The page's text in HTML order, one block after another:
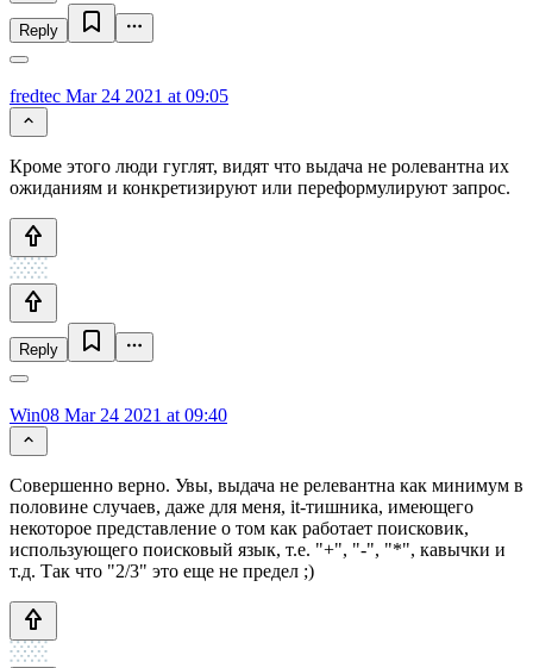
Reply
fredtec Mar 24 2021 at 09:05
Кроме этого люди гуглят, видят что выдача не ролевантна их
ожиданиям и конкретизируют или переформулируют запрос.
Reply
Win08 Mar 24 2021 at 09:40
Совершенно верно. Увы, выдача не релевантна как минимум в
половине случаев, даже для меня, it-тишника, имеющего
некоторое представление о том как работает поисковик,
использующего поисковый язык, т.е. "+", "-", "*", кавычки и
т.д. Так что "2/3" это еще не предел ;)